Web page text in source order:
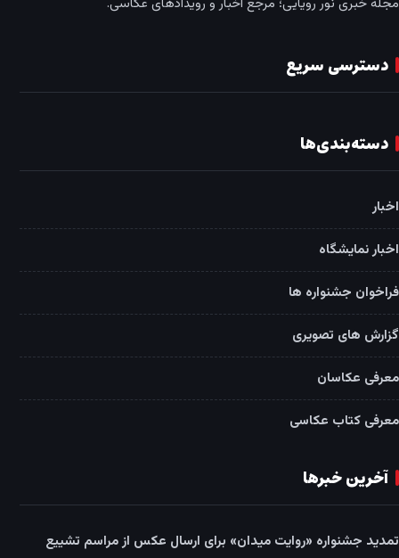
دسترسی سریع
دسته‌بندی‌ها
اخبار
اخبار نمایشگاه
فراخوان جشنواره ها
گزارش های تصویری
معرفی عکاسان
معرفی کتاب عکاسی
آخرین خبرها
تمدید جشنواره «روایت میدان» برای ارسال عکس از مراسم تشییع